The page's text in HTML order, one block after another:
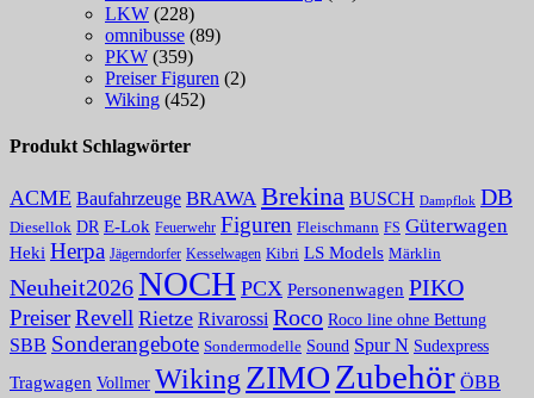
LKW (228)
omnibusse (89)
PKW (359)
Preiser Figuren (2)
Wiking (452)
Produkt Schlagwörter
ACME Baufahrzeuge BRAWA Brekina BUSCH Dampflok DB
Diesellok DR E-Lok Feuerwehr Figuren Fleischmann FS Güterwagen
Heki Herpa Jägerndorfer Kesselwagen Kibri LS Models Märklin
Neuheit2026NOCH PCX Personenwagen PIKO
PreiserRevell Rietze Rivarossi Roco Roco line ohne Bettung
SBB Sonderangebote Sondermodelle Sound Spur N Sudexpress
Tragwagen Vollmer Wiking ZIMOZubehör ÖBB